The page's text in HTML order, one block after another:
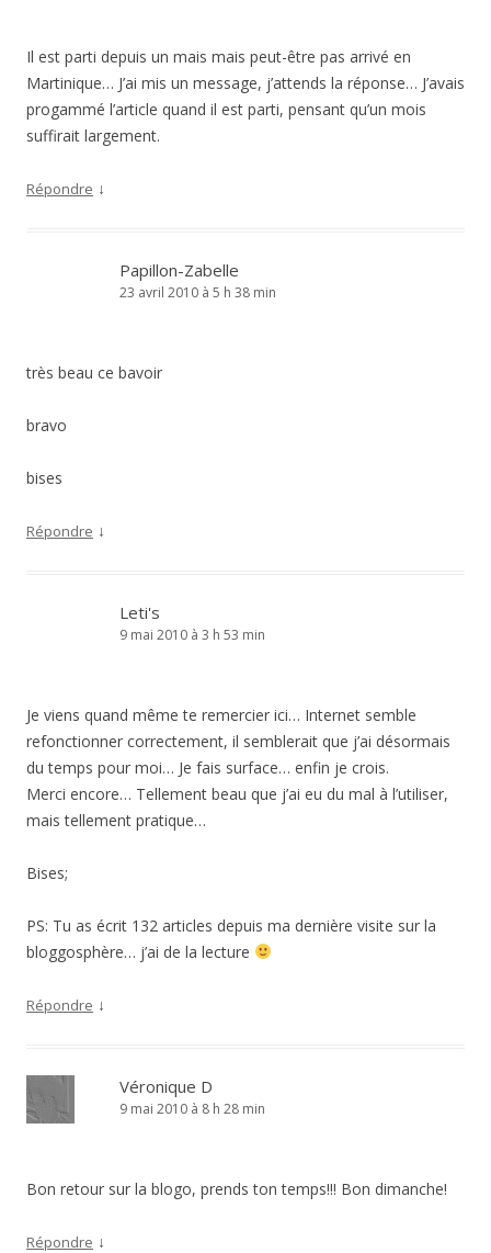
Il est parti depuis un mais mais peut-être pas arrivé en
Martinique… J’ai mis un message, j’attends la réponse… J’avais
progammé l’article quand il est parti, pensant qu’un mois
suffirait largement.
Répondre ↓
Papillon-Zabelle
23 avril 2010 à 5 h 38 min
très beau ce bavoir
bravo
bises
Répondre ↓
Leti's
9 mai 2010 à 3 h 53 min
Je viens quand même te remercier ici… Internet semble
refonctionner correctement, il semblerait que j’ai désormais
du temps pour moi… Je fais surface… enfin je crois.
Merci encore… Tellement beau que j’ai eu du mal à l’utiliser,
mais tellement pratique…
Bises;
PS: Tu as écrit 132 articles depuis ma dernière visite sur la
bloggosphère… j’ai de la lecture
Répondre ↓
Véronique D
9 mai 2010 à 8 h 28 min
Bon retour sur la blogo, prends ton temps!!! Bon dimanche!
Répondre ↓